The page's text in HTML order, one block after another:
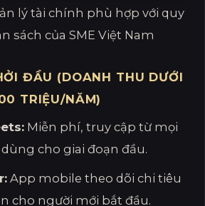
lý tài chính phù hợp với quy
sách của SME Việt Nam
ĐẦU (DOANH THU DƯỚI
TRIỆU/NĂM)
Miễn phí, truy cập từ mọi
dùng cho giai đoạn đầu.
App mobile theo dõi chi tiêu
cho người mới bắt đầu.